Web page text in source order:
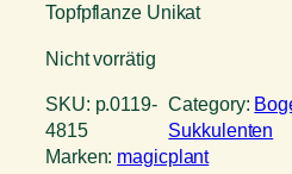
Topfpflanze Unikat
Nicht vorrätig
SKU: p.0119-
4815
Category:
Sukkulenten
Marken: magicplant